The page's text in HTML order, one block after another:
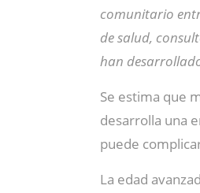
comunitario
de salud,
han
Se estima que
desarrolla una
puede
La edad